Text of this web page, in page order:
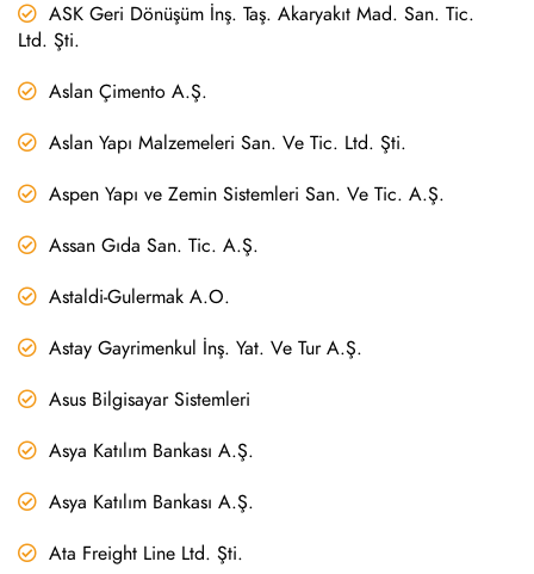
ASK Geri Dönüşüm İnş. Taş. Akaryakıt Mad. San. Tic.
Ltd. Şti.
Aslan Çimento A.Ş.
Aslan Yapı Malzemeleri San. Ve Tic. Ltd. Şti.
Aspen Yapı ve Zemin Sistemleri San. Ve Tic. A.Ş.
Assan Gıda San. Tic. A.Ş.
Astaldi-Gulermak A.O.
Astay Gayrimenkul İnş. Yat. Ve Tur A.Ş.
Asus Bilgisayar Sistemleri
Asya Katılım Bankası A.Ş.
Asya Katılım Bankası A.Ş.
Ata Freight Line Ltd. Şti.